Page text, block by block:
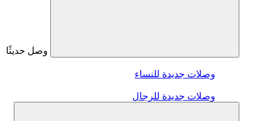
وصل حديثًا
وصلات جديدة للنساء
وصلات جديدة للرجال